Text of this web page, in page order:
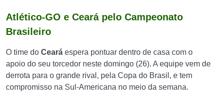
Atlético-GO e Ceará pelo Campeonato
Brasileiro
O time do Ceará espera pontuar dentro de casa com o
apoio do seu torcedor neste domingo (26). A equipe vem de
derrota para o grande rival, pela Copa do Brasil, e tem
compromisso na Sul-Americana no meio da semana.